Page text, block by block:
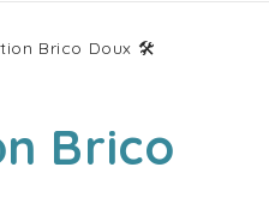
Brico Doux 🛠
Brico